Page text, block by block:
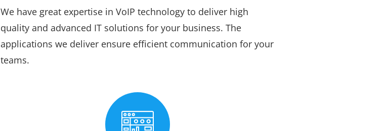
We have great expertise in VoIP technology to deliver high
quality and advanced IT solutions for your business. The
applications we deliver ensure efficient communication for your
teams.